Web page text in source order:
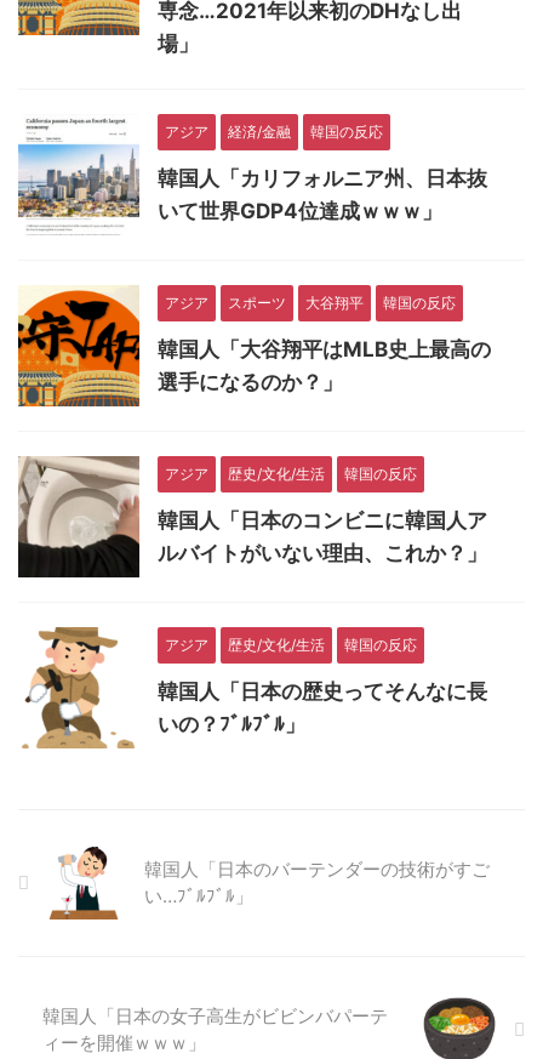
専念…2021年以来初のDHなし出
場」
アジア 経済/金融 韓国の反応
韓国人「カリフォルニア州、日本抜
いて世界GDP4位達成ｗｗｗ」
アジア スポーツ 大谷翔平 韓国の反応
韓国人「大谷翔平はMLB史上最高の
選手になるのか？」
アジア 歴史/文化/生活 韓国の反応
韓国人「日本のコンビニに韓国人ア
ルバイトがいない理由、これか？」
アジア 歴史/文化/生活 韓国の反応
韓国人「日本の歴史ってそんなに長
いの？ﾌﾞﾙﾌﾞﾙ」
韓国人「日本のバーテンダーの技術がすご
い…ﾌﾞﾙﾌﾞﾙ」
韓国人「日本の女子高生がビビンバパーテ
ィーを開催ｗｗｗ」